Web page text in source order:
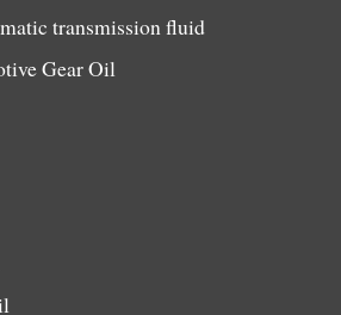
transmission fluid
Gear Oil